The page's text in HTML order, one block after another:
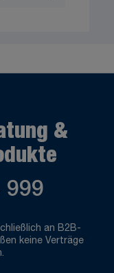
&
999
an B2B-
keine Verträge